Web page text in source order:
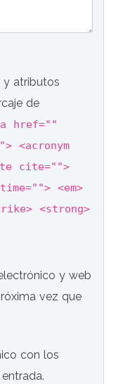
y atributos
de
href=""
<acronym
cite="">
<em>
<strong>
y web
vez que
con los